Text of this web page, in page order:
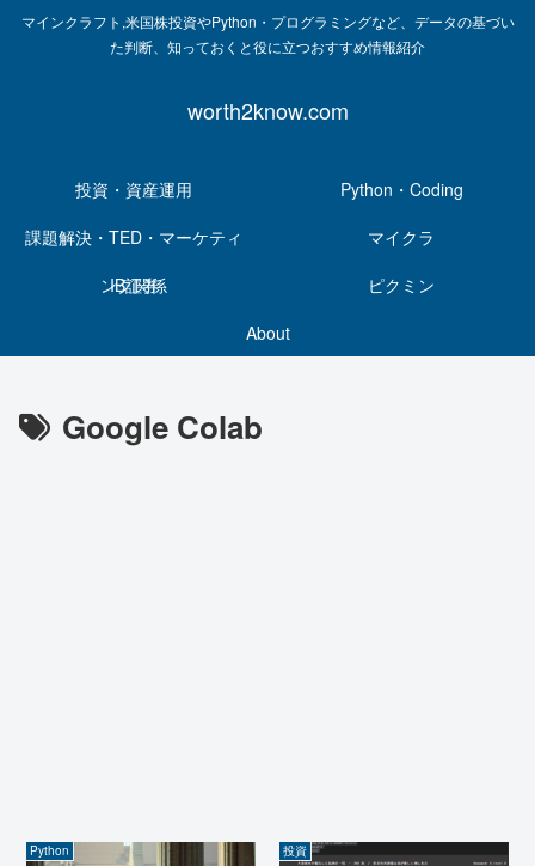
マインクラフト,米国株投資やPython・プログラミングなど、データの基づい
た判断、知っておくと役に立つおすすめ情報紹介
worth2know.com
投資・資産運用
Python・Coding
課題解決・TED・マーケティ
ング関係
マイクラ
IB証券
ピクミン
About
Google Colab
Python 投資